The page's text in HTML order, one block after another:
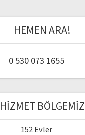
HEMEN ARA!
0 530 073 1655
HIZMET BÖLGEMIZ
152 Evler